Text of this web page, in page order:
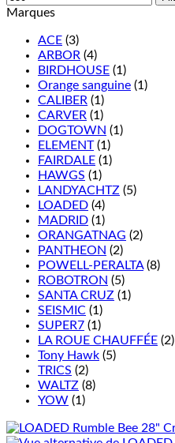
Marques
ACE (3)
ARBOR (4)
BIRDHOUSE (1)
Orange sanguine (1)
CALIBER (1)
CARVER (1)
DOGTOWN (1)
ELEMENT (1)
FAIRDALE (1)
HAWGS (1)
LANDYACHTZ (5)
LOADED (4)
MADRID (1)
ORANGATNAG (2)
PANTHEON (2)
POWELL-PERALTA (8)
ROBOTRON (5)
SANTA CRUZ (1)
SEISMIC (1)
SUPER7 (1)
LA ROUE CHAUFFÉE (2)
Tony Hawk (5)
TRICS (2)
WALTZ (8)
YOW (1)